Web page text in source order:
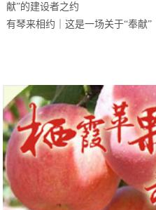
有琴来相约｜这是一场关于“奉献”